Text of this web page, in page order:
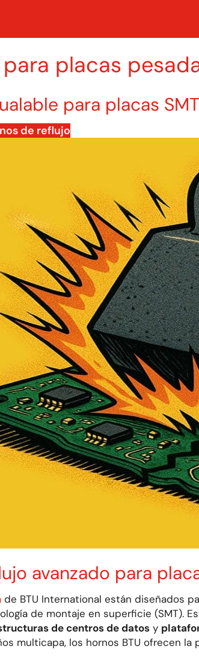
placas
para placas
de reflujo
avanzado para
de BTU International están diseñados
de montaje en superficie (SMT).
de centros de datos y
multicapa, los hornos BTU ofrecen